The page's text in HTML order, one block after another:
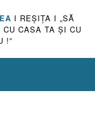
I REŞIŢA I „SĂ
CASA TA ŞI CU
!”